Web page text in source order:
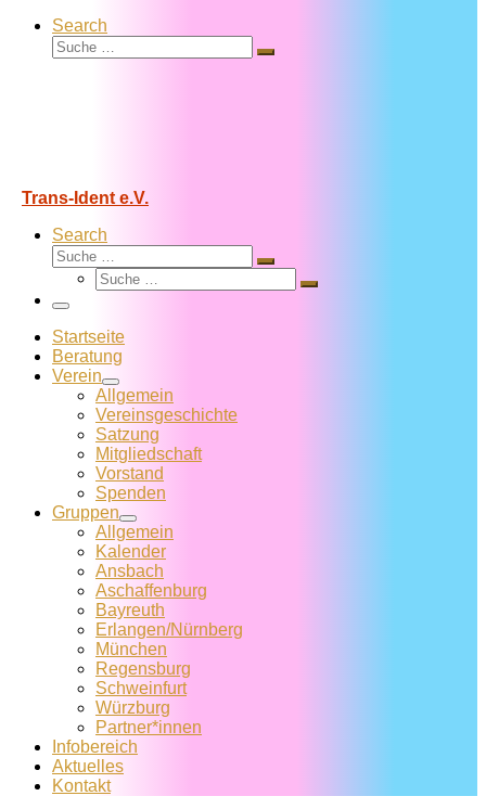
Search
Suche
Suche
Trans-Ident e.V.
Search
Suche
Suche
Suche
Suche
Menü
Startseite
Beratung
Verein
Allgemein
Vereins­geschichte
Satzung
Mitglied­schaft
Vorstand
Spenden
Gruppen
Allgemein
Kalender
Ansbach
Aschaffenburg
Bayreuth
Erlangen/Nürnberg
München
Regensburg
Schweinfurt
Würzburg
Partner*innen
Infobereich
Aktuelles
Kontakt